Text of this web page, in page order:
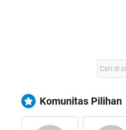
Komunitas Pilihan